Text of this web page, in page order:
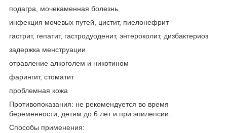
подагра, мочекаменная болезнь
инфекция мочевых путей, цистит, пиелонефрит
гастрит, гепатит, гастродуоденит, энтероколит, дизбактериоз
задержка менструации
отравление алкоголем и никотином
фарингит, стоматит
проблемная кожа
Противопоказания: не рекомендуется во время
беременности, детям до 6 лет и при эпилепсии.
Способы применения: